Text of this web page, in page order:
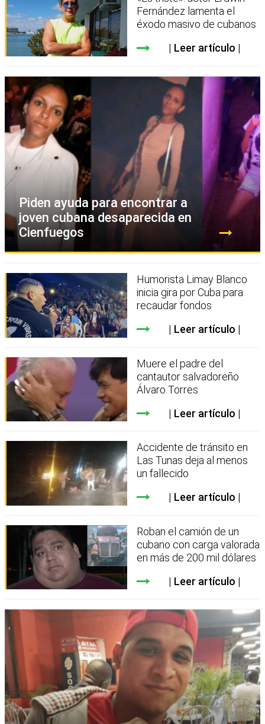
Fernández lamenta el
éxodo masivo de cubanos
Leer artículo
Piden ayuda para encontrar a
joven cubana desaparecida en
Cienfuegos
Humorista Limay Blanco
inicia gira por Cuba para
recaudar fondos
Leer artículo
Muere el padre del
cantautor salvadoreño
Álvaro Torres
Leer artículo
Accidente de tránsito en
Las Tunas deja al menos
un fallecido
Leer artículo
Roban el camión de un
cubano con carga valorada
en más de 200 mil dólares
Leer artículo